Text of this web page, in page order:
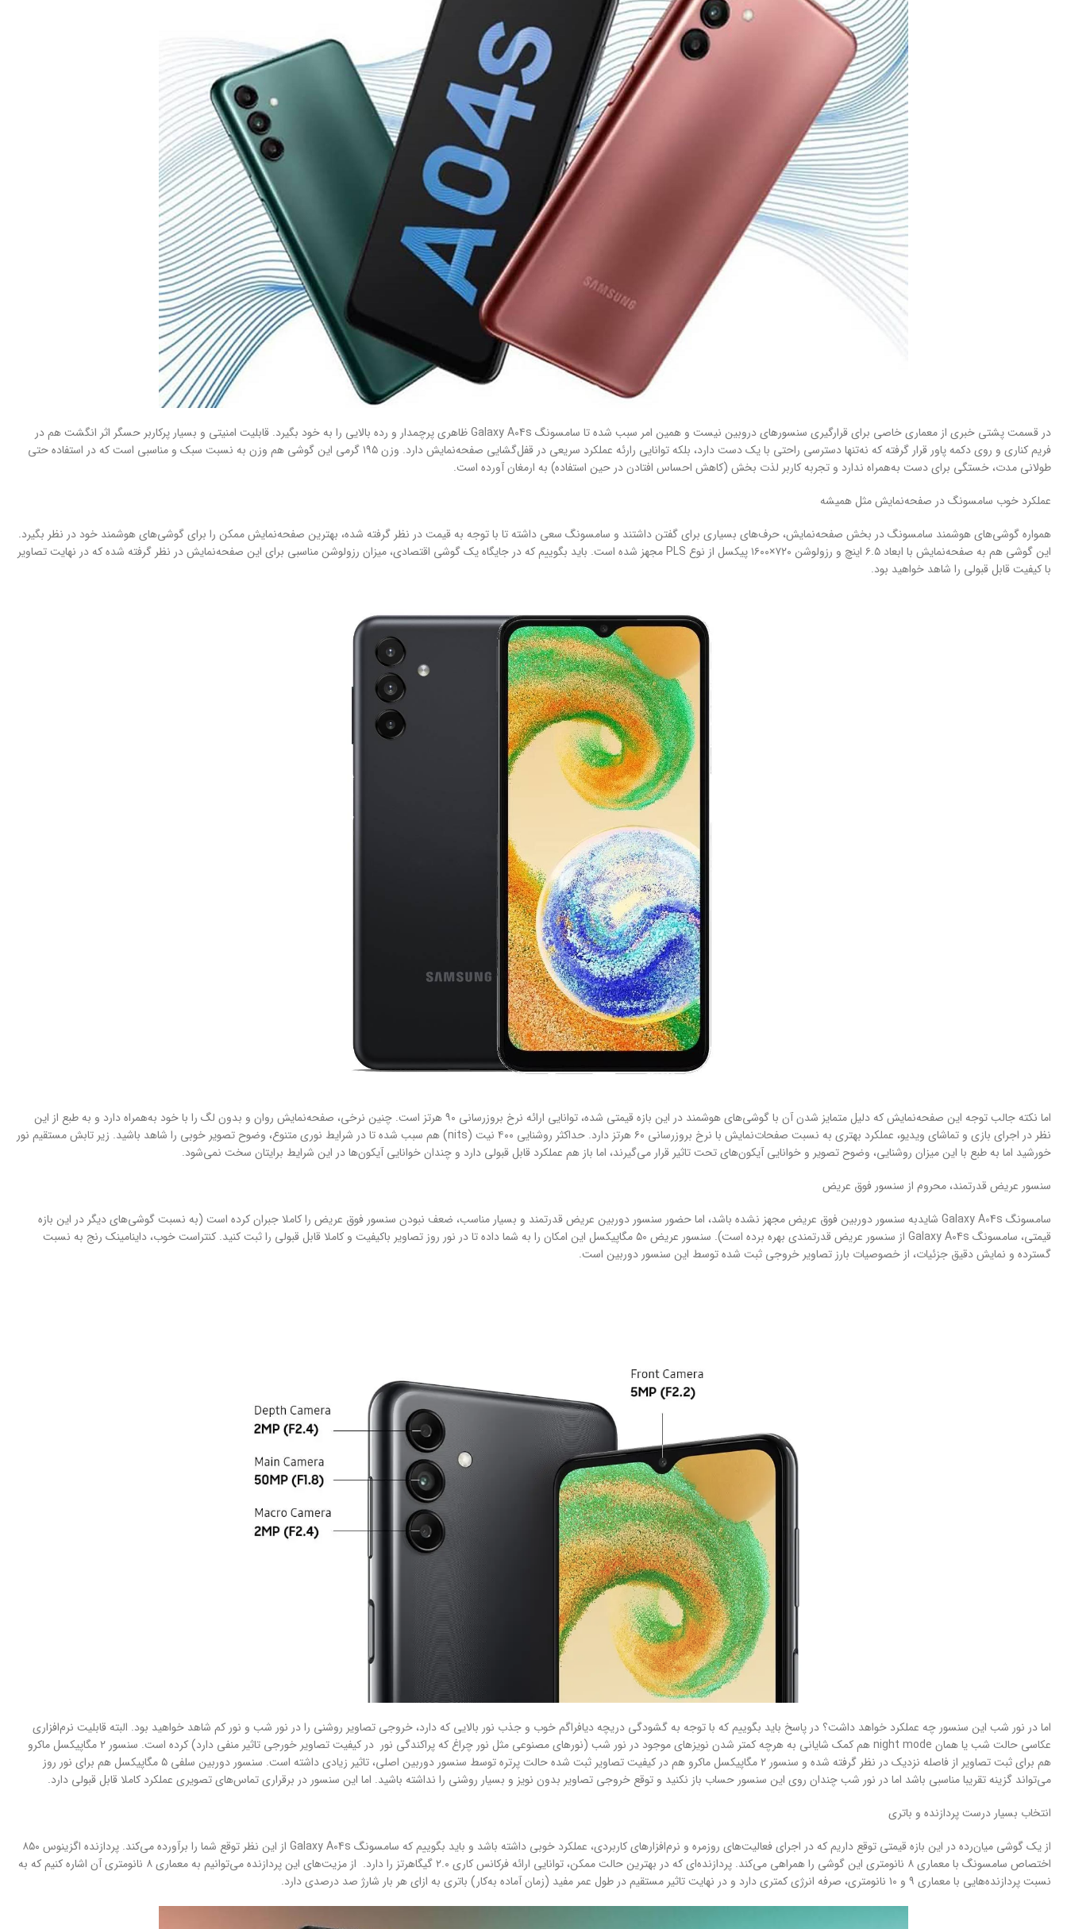
در قسمت پشتی خبری از معماری خاصی برای قرار‌گیری سنسور‌های دروبین نیست و همین امر سبب شده تا سامسونگ Galaxy A04s ظاهری پرچمدار و رده بالایی را به خود بگیرد. قابلیت امنیتی و بسیار پرکاربر حسگر اثر انگشت هم در
فریم کناری و روی دکمه پاور قرار گرفته که نه‌تنها دسترسی راحتی با یک دست دارد، بلکه توانایی رارئه عملکرد سریعی در قفل‌گشایی صفحه‌نمایش دارد. وزن ۱۹۵ گرمی این گوشی هم وزن به نسبت سبک و مناسبی است که در استفاده حتی
طولانی مدت، خستگی برای دست به‌همراه ندارد و تجربه کاربر لذت بخش (کاهش احساس افتادن در حین استفاده) به ارمغان آورده است.
عملکرد خوب سامسونگ در صفحه‌نمایش مثل همیشه
همواره گوشی‌های هوشمند سامسونگ در بخش صفحه‌نمایش، حرف‌های بسیاری برای گفتن داشتند و سامسونگ سعی داشته تا با توجه به قیمت در نظر گرفته شده، بهترین صفحه‌نمایش ممکن را برای گوشی‌های هوشمند خود در نظر بگیرد.
این گوشی هم به صفحه‌نمایش با ابعاد ۶.۵ اینچ و رزولوشن ۷۲۰×۱۶۰۰ پیکسل از نوع PLS مجهز شده است. باید بگوییم که در جایگاه یک گوشی اقتصادی، میزان رزولوشن مناسبی برای این صفحه‌نمایش در نظر گرفته شده که در نهایت تصاویر
با کیفیت قابل قبولی را شاهد خواهید بود.
اما نکته جالب توجه این صفحه‌نمایش که دلیل متمایز شدن آن با گوشی‌های هوشمند در این بازه قیمتی شده، توانایی ارائه نرخ بروزرسانی ۹۰ هرتز است. چنین نرخی، صفحه‌نمایش روان و بدون لگ را با خود به‌همراه دارد و به طبع از این
نظر در اجرای بازی‌ و تماشای ویدیو، عملکرد بهتری به نسبت صفحات‌نمایش با نرخ بروزرسانی ۶۰ هرتز دارد. حداکثر روشنایی ۴۰۰ نیت (nits) هم سبب شده تا در شرایط نوری متنوع، وضوح تصویر خوبی را شاهد باشید. زیر تابش مستقیم نور
خورشید اما به طبع با این میزان روشنایی، وضوح تصویر و خوانایی آیکون‌‌های تحت تاثیر قرار می‌گیرند، اما باز هم عملکرد قابل قبولی دارد و چندان خوانایی آیکون‌ها در این شرایط برایتان سخت نمی‌شود.
سنسور عریض قدرتمند، محروم از سنسور فوق عریض
سامسونگ Galaxy A04s شایدبه سنسور دوربین فوق عریض مجهز نشده باشد، اما حضور سنسور دوربین عریض قدرتمند و بسیار مناسب، ضعف نبودن سنسور فوق عریض را کاملا جبران کرده است (به نسبت گوشی‌های دیگر در این بازه
قیمتی، سامسونگ Galaxy A04s از سنسور عریض قدرتمندی بهره برده است). سنسور عریض ۵۰ مگاپیکسل این امکان را به شما داده تا در نور روز تصاویر با‌کیفیت و کاملا قابل قبولی را ثبت کنید. کنتراست خوب، داینامینک رنج به نسبت
گسترده و نمایش دقیق جزئیات، از خصوصیات بارز تصاویر خروجی ثبت شده توسط این سنسور دوربین است.
اما در نور شب این سنسور چه عملکرد خواهد داشت؟ در پاسخ باید بگوییم که با توجه به گشودگی دریچه دیافراگم خوب و جذب نور بالایی که دارد، خروجی تصاویر روشنی را در نور شب و نور کم شاهد خواهید بود. البته قابلیت نرم‌افزاری
عکاسی حالت شب یا همان night mode هم کمک شایانی به هرچه‌ کمتر شدن نویز‌های موجود در نور شب (نور‌های مصنوعی مثل نور چراغ که پراکندگی نور در کیفیت تصاویر خورجی تاثیر منفی دارد) کرده است. سنسور ۲ مگاپیکسل ماکرو
هم برای ثبت تصاویر از فاصله نزدیک در نظر گرفته شده و سنسور ۲ مگاپیکسل ماکرو هم در کیفیت تصاویر ثبت شده حالت پرتره توسط سنسور دوربین اصلی، تاثیر زیادی داشته است. سنسور دوربین سلفی ۵ مگاپیکسل هم برای نور روز
می‌تواند گزینه تقریبا مناسبی باشد اما در نور شب چندان روی این سنسور حساب باز نکنید و توقع خروجی تصاویر بدون نویز و بسیار روشنی را نداشته باشید. اما این سنسور در برقراری تماس‌های تصویری عملکرد کاملا قابل قبولی دارد.
انتخاب بسیار درست پردازنده و باتری
از یک گوشی میان‌رده در این بازه قیمتی توقع داریم که در اجرای فعالیت‌های روزمره و نرم‌افزار‌های کاربردی، عملکرد خوبی داشته باشد و باید بگوییم که سامسونگ Galaxy A04s از این نظر توقع شما را بر‌آورده می‌کند. پردازنده اگزینوس ۸۵۰
اختصاص سامسونگ با معماری ۸ نانومتری این گوشی را همراهی می‌کند. پردازنده‌ای که در بهترین حالت ممکن، توانایی ارائه فرکانس کاری ۲.۰ گیگاهرتز را دارد. از مزیت‌های این پردازنده می‌توانیم به معماری ۸ نانومتری آن اشاره کنیم که به
نسبت پردازنده‌هایی با معماری ۹ و ۱۰ نانومتری، صرفه انرژی کمتری دارد و در نهایت تاثیر مستقیم در طول عمر مفید (زمان آماده به‌کار) باتری به ازای هر بار شارژ صد درصدی دارد.